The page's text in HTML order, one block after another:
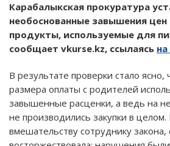
Карабалыкская прокуратура
необоснованные завышения
продукты, используемые для
сообщает vkurse.kz, ссылаясь
В результате проверки стало ясно,
размера оплаты с родителей
завышенные расценки, а ведь на
не производились закупки в целом.
вмешательству сотруднику закона,